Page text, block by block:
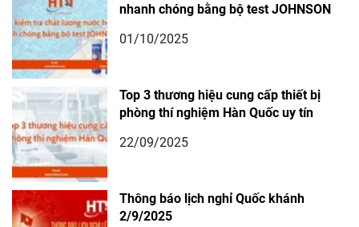
nhanh chóng bằng bộ test JOHNSON
01/10/2025
Top 3 thương hiệu cung cấp thiết bị
phòng thí nghiệm Hàn Quốc uy tín
22/09/2025
Thông báo lịch nghỉ Quốc khánh
2/9/2025